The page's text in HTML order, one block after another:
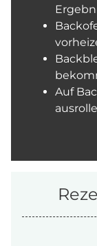
Auf